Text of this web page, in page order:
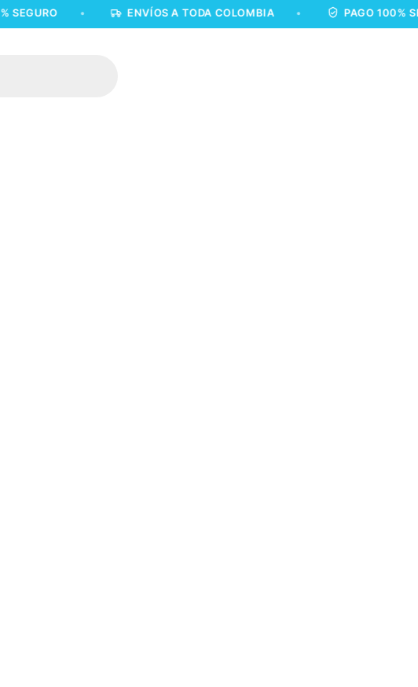
• ENVÍOS A TODA COLOMBIA • PAGO 100% SEGURO